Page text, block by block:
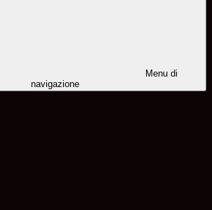
Menu di
navigazione